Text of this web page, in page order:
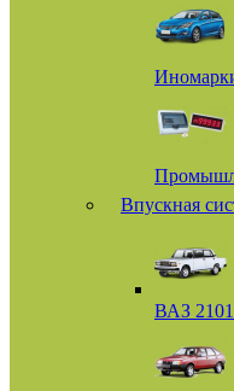
Впускная
ВАЗ